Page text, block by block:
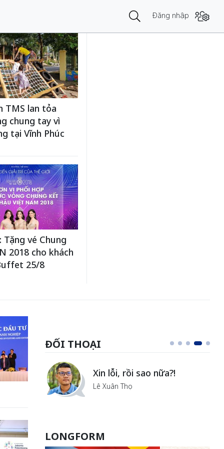
Đăng nhập
TMS lan tỏa
chung tay vì
tại Vĩnh Phúc
Tặng vé Chung
2018 cho khách
25/8
ĐỐI THOẠI
Hà
Xin lỗi, rồi sao nữa?!
Lê Xuân Thọ
LONGFORM